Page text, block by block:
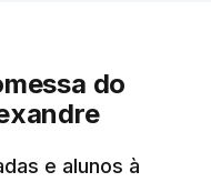
do
e alunos à